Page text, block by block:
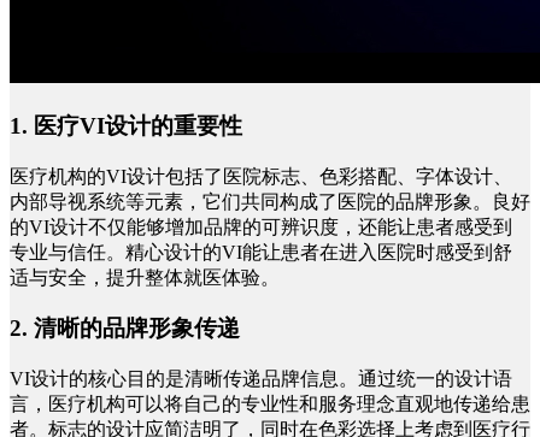
1. 医疗VI设计的重要性
医疗机构的VI设计包括了医院标志、色彩搭配、字体设计、
内部导视系统等元素，它们共同构成了医院的品牌形象。良好
的VI设计不仅能够增加品牌的可辨识度，还能让患者感受到
专业与信任。精心设计的VI能让患者在进入医院时感受到舒
适与安全，提升整体就医体验。
2. 清晰的品牌形象传递
VI设计的核心目的是清晰传递品牌信息。通过统一的设计语
言，医疗机构可以将自己的专业性和服务理念直观地传递给患
者。标志的设计应简洁明了，同时在色彩选择上考虑到医疗行